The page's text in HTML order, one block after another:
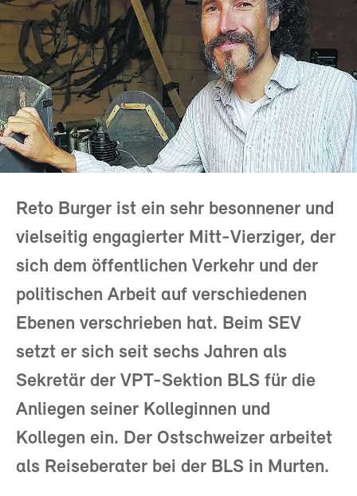
Reto Burger ist ein sehr besonnener und
vielseitig engagierter Mitt-Vierziger, der
sich dem öffentlichen Verkehr und der
politischen Arbeit auf verschiedenen
Ebenen verschrieben hat. Beim SEV
setzt er sich seit sechs Jahren als
Sekretär der VPT-Sektion BLS für die
Anliegen seiner Kolleginnen und
Kollegen ein. Der Ostschweizer arbeitet
als Reiseberater bei der BLS in Murten.